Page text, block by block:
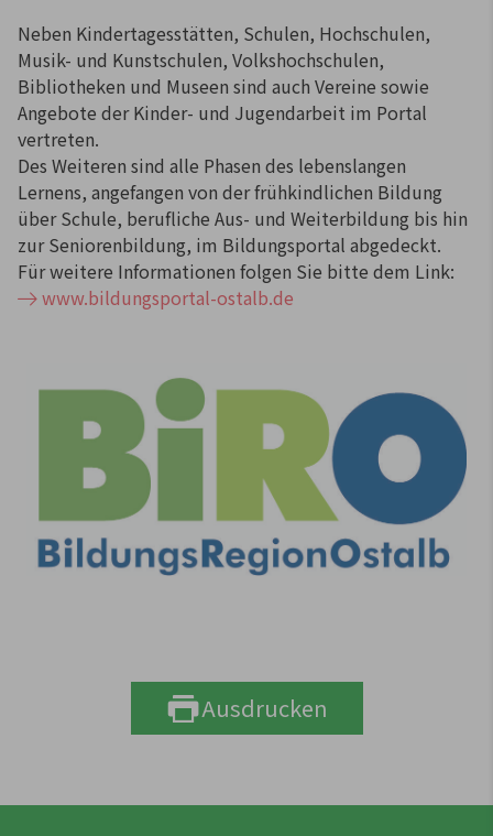
Neben Kindertagesstätten, Schulen, Hochschulen,
Musik- und Kunstschulen, Volkshochschulen,
Bibliotheken und Museen sind auch Vereine sowie
Angebote der Kinder- und Jugendarbeit im Portal
vertreten.
Des Weiteren sind alle Phasen des lebenslangen
Lernens, angefangen von der frühkindlichen Bildung
über Schule, berufliche Aus- und Weiterbildung bis hin
zur Seniorenbildung, im Bildungsportal abgedeckt.
Für weitere Informationen folgen Sie bitte dem Link:
www.bildungsportal-ostalb.de
Ausdrucken